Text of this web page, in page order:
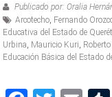
Publicado por: Oralia
Arcotecho Fernando
Educativa del Estado de
Urbina Mauricio Kuri
Educación Básica del Estado